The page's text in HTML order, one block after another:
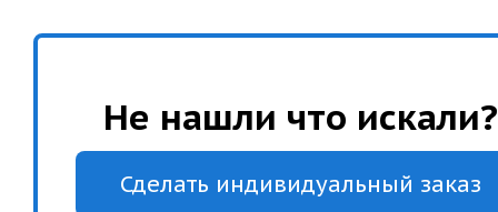
Не нашли что искали?